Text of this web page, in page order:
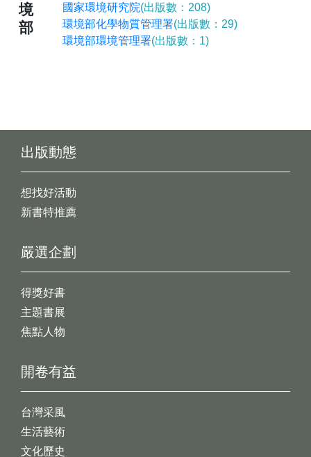
境
部
國家環境研究院(出版數：208)
環境部化學物質管理署(出版數：29)
環境部環境管理署(出版數：1)
出版動態
想找好活動
新書特推薦
開卷有益
台灣采風
生活藝術
文化歷史
嚴選企劃
得獎好書
主題書展
焦點人物